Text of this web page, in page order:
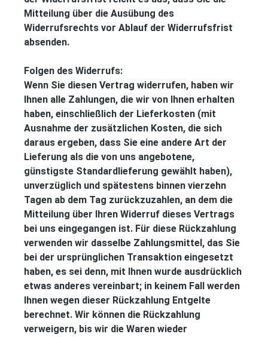
Mitteilung über die Ausübung des
Widerrufsrechts vor Ablauf der Widerrufsfrist
absenden.
Folgen des Widerrufs:
Wenn Sie diesen Vertrag widerrufen, haben wir
Ihnen alle Zahlungen, die wir von Ihnen erhalten
haben, einschließlich der Lieferkosten (mit
Ausnahme der zusätzlichen Kosten, die sich
daraus ergeben, dass Sie eine andere Art der
Lieferung als die von uns angebotene,
günstigste Standardlieferung gewählt haben),
unverzüglich und spätestens binnen vierzehn
Tagen ab dem Tag zurückzuzahlen, an dem die
Mitteilung über Ihren Widerruf dieses Vertrags
bei uns eingegangen ist. Für diese Rückzahlung
verwenden wir dasselbe Zahlungsmittel, das Sie
bei der ursprünglichen Transaktion eingesetzt
haben, es sei denn, mit Ihnen wurde ausdrücklich
etwas anderes vereinbart; in keinem Fall werden
Ihnen wegen dieser Rückzahlung Entgelte
berechnet. Wir können die Rückzahlung
verweigern, bis wir die Waren wieder